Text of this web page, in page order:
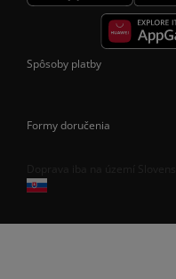
Spôsoby platby
Formy doručenia